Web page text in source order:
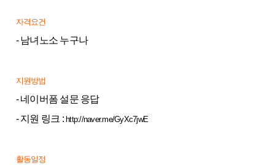
자격요건
- 남녀노소 누구나
지원방법
- 네이버폼 설문 응답
- 지원 링크 :http://naver.me/GyXc7jwE
활동일정